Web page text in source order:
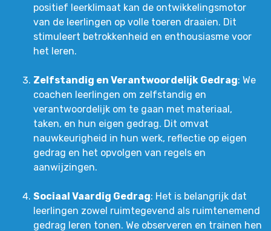
positief leerklimaat kan de ontwikkelingsmotor
van de leerlingen op volle toeren draaien. Dit
stimuleert betrokkenheid en enthousiasme voor
het leren.
Zelfstandig en Verantwoordelijk Gedrag: We
coachen leerlingen om zelfstandig en
verantwoordelijk om te gaan met materiaal,
taken, en hun eigen gedrag. Dit omvat
nauwkeurigheid in hun werk, reflectie op eigen
gedrag en het opvolgen van regels en
aanwijzingen.
Sociaal Vaardig Gedrag: Het is belangrijk dat
leerlingen zowel ruimtegevend als ruimtenemend
gedrag leren tonen. We observeren en trainen hen